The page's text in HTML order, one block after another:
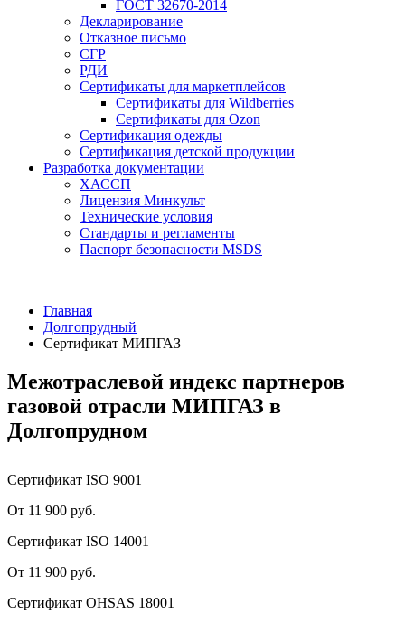
ГОСТ 32670-2014
Декларирование
Отказное письмо
СГР
РДИ
Сертификаты для маркетплейсов
Сертификаты для Wildberries
Сертификаты для Ozon
Сертификация одежды
Сертификация детской продукции
Разработка документации
ХАССП
Лицензия Минкульт
Технические условия
Стандарты и регламенты
Паспорт безопасности MSDS
Главная
Долгопрудный
Сертификат МИПГАЗ
Межотраслевой индекс партнеров
газовой отрасли МИПГАЗ в
Долгопрудном
Сертификат ISO 9001
От 11 900 руб.
Сертификат ISO 14001
От 11 900 руб.
Сертификат OHSAS 18001